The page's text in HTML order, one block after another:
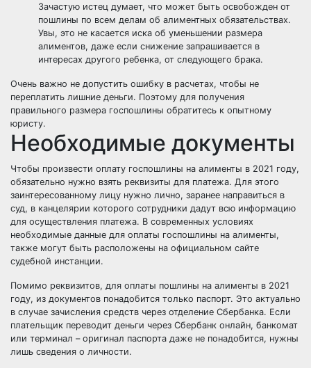
Зачастую истец думает, что может быть освобожден от
пошлины по всем делам об алиментных обязательствах.
Увы, это не касается иска об уменьшении размера
алиментов, даже если снижение запрашивается в
интересах другого ребенка, от следующего брака.
Очень важно не допустить ошибку в расчетах, чтобы не
переплатить лишние деньги. Поэтому для получения
правильного размера госпошлины обратитесь к опытному
юристу.
Необходимые документы
Чтобы произвести оплату госпошлины на алименты в 2021 году,
обязательно нужно взять реквизиты для платежа. Для этого
заинтересованному лицу нужно лично, заранее направиться в
суд, в канцелярии которого сотрудники дадут всю информацию
для осуществления платежа. В современных условиях
необходимые данные для оплаты госпошлины на алименты,
также могут быть расположены на официальном сайте
судебной инстанции.
Помимо реквизитов, для оплаты пошлины на алименты в 2021
году, из документов понадобится только паспорт. Это актуально
в случае зачисления средств через отделение Сбербанка. Если
плательщик переводит деньги через Сбербанк онлайн, банкомат
или терминал – оригинал паспорта даже не понадобится, нужны
лишь сведения о личности.